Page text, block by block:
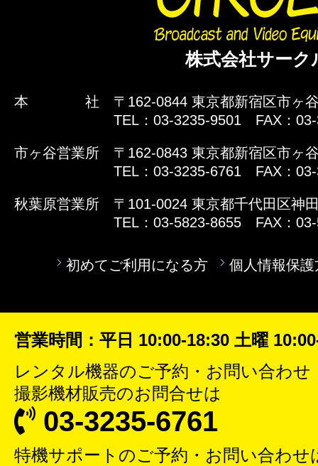
株式会社サーク
本 社
〒162-0844 東京都新宿区市ヶ
TEL：03-3235-9501 FAX：
市ヶ谷営業所
〒162-0843 東京都新宿区市ヶ
TEL：03-3235-6761 FAX：
秋葉原営業所
〒101-0024 東京都千代田区神
TEL：03-5823-8655 FAX：
初めてご利用になる方 個人情報保護
営業時間：平日 10:00-18:30 土曜
レンタル機器のご予約・お問い合わせ
撮影機材販売のお問合せは
03-3235-6761
特機サポート のご予約・お問い合わせ